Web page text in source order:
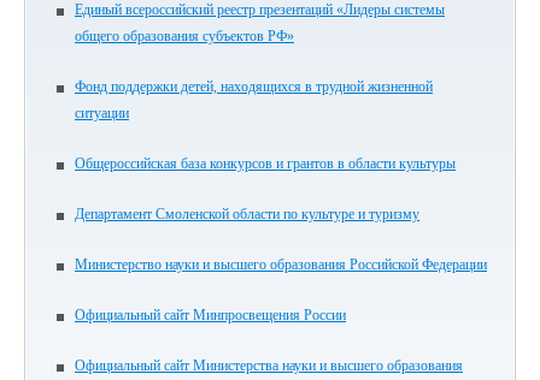
Единый всероссийский реестр презентаций «Лидеры системы
общего образования субъектов РФ»
Фонд поддержки детей, находящихся в трудной жизненной
ситуации
Общероссийская база конкурсов и грантов в области культуры
Департамент Смоленской области по культуре и туризму
Министерство науки и высшего образования Российской Федерации
Официальный сайт Минпросвещения России
Официальный сайт Министерства науки и высшего образования